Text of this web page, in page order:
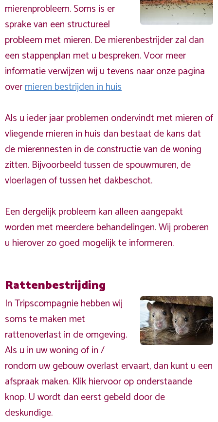
mierenprobleem. Soms is er
sprake van een structureel
probleem met mieren. De mierenbestrijder zal dan
een stappenplan met u bespreken. Voor meer
informatie verwijzen wij u tevens naar onze pagina
overmieren bestrijden in huis
Als u ieder jaar problemen ondervindt met mieren of
vliegende mieren in huis dan bestaat de kans dat
de mierennesten in de constructie van de woning
zitten. Bijvoorbeeld tussen de spouwmuren, de
vloerlagen of tussen het dakbeschot.
Een dergelijk probleem kan alleen aangepakt
worden met meerdere behandelingen. Wij proberen
u hierover zo goed mogelijk te informeren.
Rattenbestrijding
In Tripscompagnie hebben wij
soms te maken met
rattenoverlast in de omgeving.
Als u in uw woning of in /
rondom uw gebouw overlast ervaart, dan kunt u een
afspraak maken. Klik hiervoor op onderstaande
knop. U wordt dan eerst gebeld door de
deskundige.